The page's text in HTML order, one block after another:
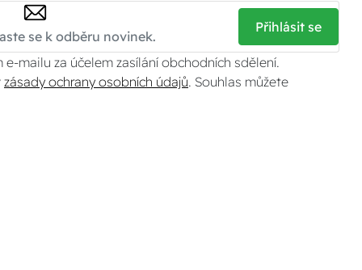
Přihlásit se
e-mailu za účelem zasílání obchodních sdělení.
zásady ochrany osobních údajů. Souhlas můžete